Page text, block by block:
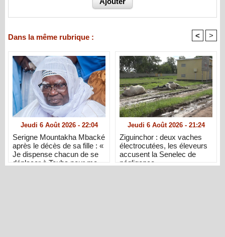
Dans la même rubrique : < >
Jeudi 6 Août 2026 - 22:04
Serigne Mountakha Mbacké
après le décès de sa fille : «
Je dispense chacun de se
déplacer à Touba pour me
Jeudi 6 Août 2026 - 21:24
Ziguinchor : deux vaches
électrocutées, les éleveurs
accusent la Senelec de
négligence